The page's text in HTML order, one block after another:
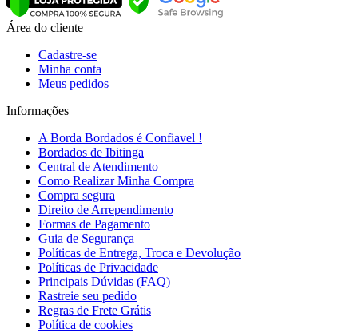
Área do cliente
Cadastre-se
Minha conta
Meus pedidos
Informações
A Borda Bordados é Confiavel !
Bordados de Ibitinga
Central de Atendimento
Como Realizar Minha Compra
Compra segura
Direito de Arrependimento
Formas de Pagamento
Guia de Segurança
Políticas de Entrega, Troca e Devolução
Políticas de Privacidade
Principais Dúvidas (FAQ)
Rastreie seu pedido
Regras de Frete Grátis
Política de cookies